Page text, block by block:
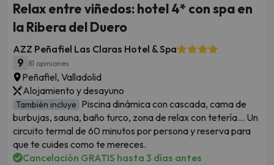
Relax entre viñedos: hotel 4* con spa en
la Ribera del Duero
AZZ Peñafiel Las Claras Hotel & Spa
9 81 opiniones
Peñafiel, Valladolid
Alojamiento y desayuno
También incluye Piscina dinámica con cascada, cama de
burbujas, sauna, baño turco, zona de relax con tetería... Un
circuito termal de 60 minutos por persona y reserva para
que te cuides como te mereces.
Cancelación GRATIS hasta 3 días antes